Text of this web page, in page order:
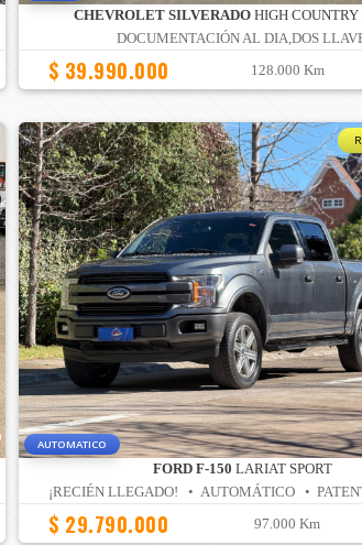
CHEVROLET SILVERADO HIGH COUNTRY
DOCUMENTACIÓN AL DIA,DOS
$ 39.990.000 128.000 Km
AUTOMATICO
FORD F-150 LARIAT SPORT
¡RECIÉN LLEGADO! • AUTOMÁTICO •
$ 29.790.000 97.000 Km